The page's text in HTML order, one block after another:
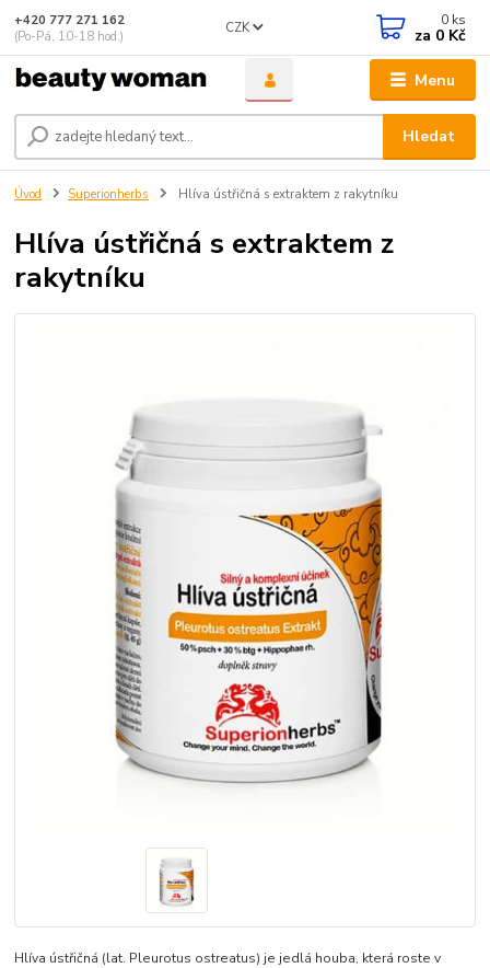
Menu
CZK
Hledat
+420 777 271 162
(Po-Pá, 10-18 hod.)
0 ks
za 0 Kč
Úvod Superionherbs Hlíva ústřičná s extraktem z rakytníku
Hlíva ústřičná s extraktem z
rakytníku
Hlíva ústřičná (lat. Pleurotus ostreatus) je jedlá houba, která roste v